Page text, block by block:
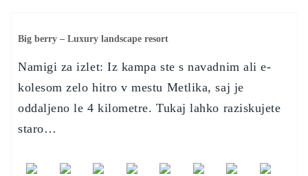
Big berry – Luxury landscape resort
Namigi za izlet: Iz kampa ste s navadnim ali e-
kolesom zelo hitro v mestu Metlika, saj je
oddaljeno le 4 kilometre. Tukaj lahko raziskujete
staro…